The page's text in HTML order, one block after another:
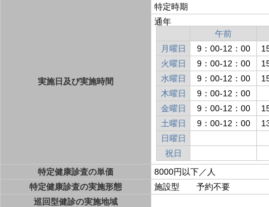
実施日及び実施時間
特定時期
通年
午前
月曜日
9：00-12：00
火曜日
9：00-12：00
水曜日
9：00-12：00
木曜日
9：00-12：00
金曜日
9：00-12：00
土曜日
9：00-12：00
日曜日
祝日
特定健康診査の単価
8000円以下／人
特定健康診査の実施形態
施設型 予約不要
巡回型健診の実施地域